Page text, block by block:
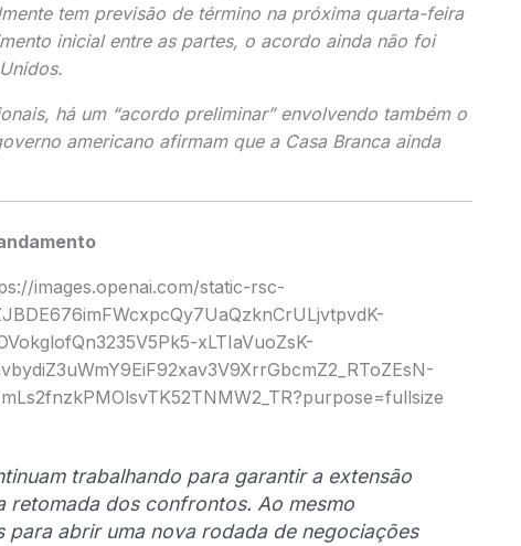
tem previsão de término na próxima quarta-feira
inicial entre as partes, o acordo ainda não foi
.
há um “acordo preliminar” envolvendo também o
americano afirmam que a Casa Brancaainda
trabalhando para garantir a extensão
retomada dos confrontos. Ao mesmo
para abrir uma nova rodada de negociações